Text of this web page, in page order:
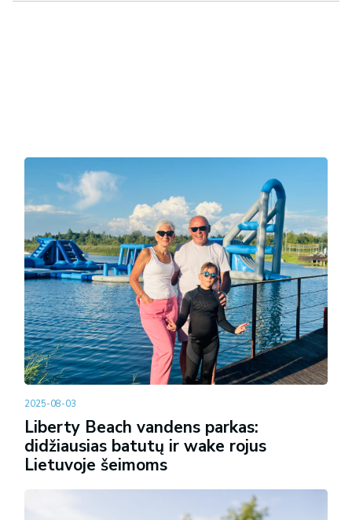
2025-08-03
Liberty Beach vandens parkas:
didžiausias batutų ir wake rojus
Lietuvoje šeimoms